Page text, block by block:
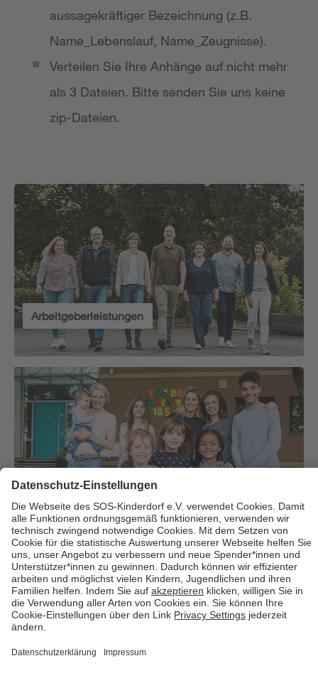
aussagekräftiger Bezeichnung (z.B.
Name_Lebenslauf, Name_Zeugnisse).
Verteilen Sie Ihre Anhänge auf nicht mehr
als 3 Dateien. Bitte senden Sie uns keine
zip-Dateien.
Arbeitgeberleistungen